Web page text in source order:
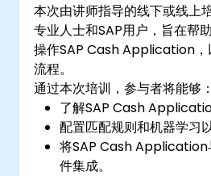
本次由讲师指导的线下或线上
专业人士和SAP用户，旨在帮
操作SAP Cash Application，
流程。
通过本次培训，参与者将能够：
了解SAP Cash
配置匹配规则和机器学习
将SAP Cash Application
件集成。